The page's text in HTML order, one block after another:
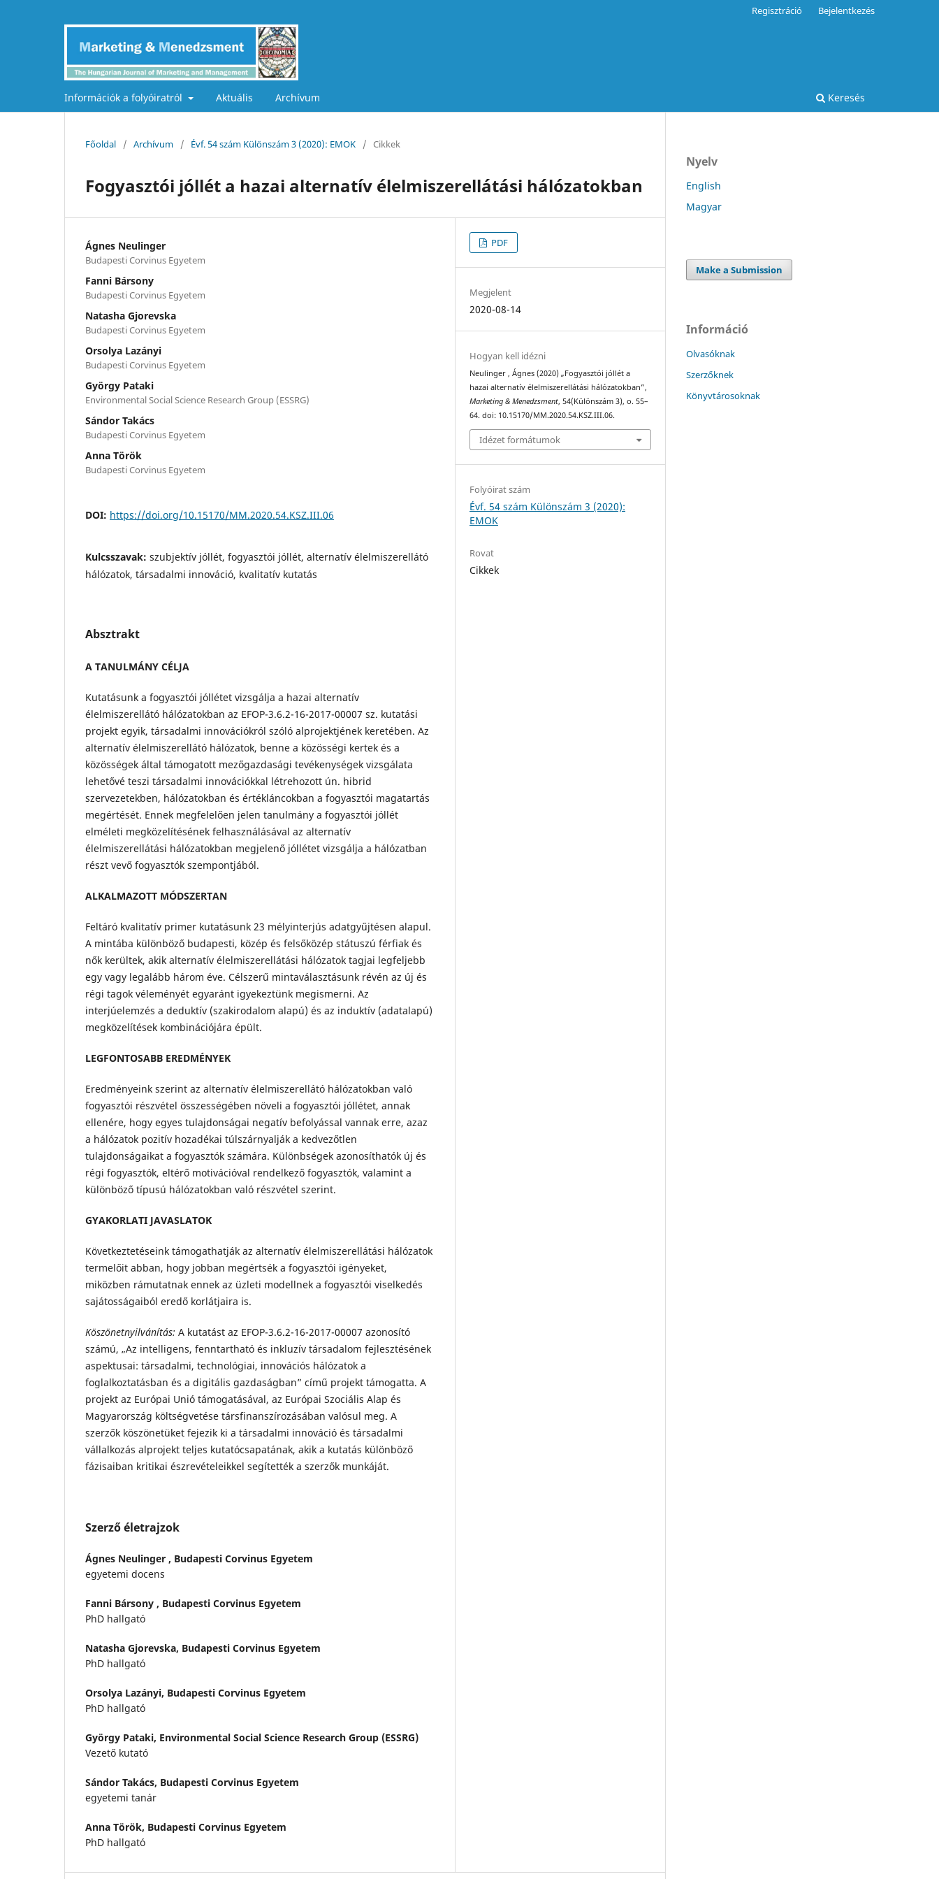
Információk a folyóiratról Aktuális Archívum Keresés
Regisztráció Bejelentkezés
Főoldal / Archívum / Évf. 54 szám Különszám 3 (2020): EMOK / Cikkek
Fogyasztói jóllét a hazai alternatív élelmiszerellátási hálózatokban
Ágnes Neulinger
Budapesti Corvinus Egyetem
Fanni Bársony
Budapesti Corvinus Egyetem
Natasha Gjorevska
Budapesti Corvinus Egyetem
Orsolya Lazányi
Budapesti Corvinus Egyetem
György Pataki
Environmental Social Science Research Group (ESSRG)
Sándor Takács
Budapesti Corvinus Egyetem
Anna Török
Budapesti Corvinus Egyetem
DOI: https://doi.org/10.15170/MM.2020.54.KSZ.III.06
Kulcsszavak: szubjektív jóllét, fogyasztói jóllét, alternatív élelmiszerellátó
hálózatok, társadalmi innováció, kvalitatív kutatás
Absztrakt
A TANULMÁNY CÉLJA
Kutatásunk a fogyasztói jóllétet vizsgálja a hazai alternatív
élelmiszerellátó hálózatokban az EFOP-3.6.2-16-2017-00007 sz. kutatási
projekt egyik, társadalmi innovációkról szóló alprojektjének keretében. Az
alternatív élelmiszerellátó hálózatok, benne a közösségi kertek és a
közösségek által támogatott mezőgazdasági tevékenységek vizsgálata
lehetővé teszi társadalmi innovációkkal létrehozott ún. hibrid
szervezetekben, hálózatokban és értékláncokban a fogyasztói magatartás
megértését. Ennek megfelelően jelen tanulmány a fogyasztói jóllét
elméleti megközelítésének felhasználásával az alternatív
élelmiszerellátási hálózatokban megjelenő jóllétet vizsgálja a hálózatban
részt vevő fogyasztók szempontjából.
ALKALMAZOTT MÓDSZERTAN
Feltáró kvalitatív primer kutatásunk 23 mélyinterjús adatgyűjtésen alapul.
A mintába különböző budapesti, közép és felsőközép státuszú férfiak és
nők kerültek, akik alternatív élelmiszerellátási hálózatok tagjai legfeljebb
egy vagy legalább három éve. Célszerű mintaválasztásunk révén az új és
régi tagok véleményét egyaránt igyekeztünk megismerni. Az
interjúelemzés a deduktív (szakirodalom alapú) és az induktív (adatalapú)
megközelítések kombinációjára épült.
LEGFONTOSABB EREDMÉNYEK
Eredményeink szerint az alternatív élelmiszerellátó hálózatokban való
fogyasztói részvétel összességében növeli a fogyasztói jóllétet, annak
ellenére, hogy egyes tulajdonságai negatív befolyással vannak erre, azaz
a hálózatok pozitív hozadékai túlszárnyalják a kedvezőtlen
tulajdonságaikat a fogyasztók számára. Különbségek azonosíthatók új és
régi fogyasztók, eltérő motivációval rendelkező fogyasztók, valamint a
különböző típusú hálózatokban való részvétel szerint.
GYAKORLATI JAVASLATOK
Következtetéseink támogathatják az alternatív élelmiszerellátási hálózatok
termelőit abban, hogy jobban megértsék a fogyasztói igényeket,
miközben rámutatnak ennek az üzleti modellnek a fogyasztói viselkedés
sajátosságaiból eredő korlátjaira is.
Köszönetnyilvánítás: A kutatást az EFOP-3.6.2-16-2017-00007 azonosító
számú, „Az intelligens, fenntartható és inkluzív társadalom fejlesztésének
aspektusai: társadalmi, technológiai, innovációs hálózatok a
foglalkoztatásban és a digitális gazdaságban” című projekt támogatta. A
projekt az Európai Unió támogatásával, az Európai Szociális Alap és
Magyarország költségvetése társfinanszírozásában valósul meg. A
szerzők köszönetüket fejezik ki a társadalmi innováció és társadalmi
vállalkozás alprojekt teljes kutatócsapatának, akik a kutatás különböző
fázisaiban kritikai észrevételeikkel segítették a szerzők munkáját.
Szerző életrajzok
Ágnes Neulinger , Budapesti Corvinus Egyetem
egyetemi docens
Fanni Bársony , Budapesti Corvinus Egyetem
PhD hallgató
Natasha Gjorevska, Budapesti Corvinus Egyetem
PhD hallgató
Orsolya Lazányi, Budapesti Corvinus Egyetem
PhD hallgató
György Pataki, Environmental Social Science Research Group (ESSRG)
Vezető kutató
Sándor Takács, Budapesti Corvinus Egyetem
egyetemi tanár
Anna Török, Budapesti Corvinus Egyetem
PhD hallgató
PDF
Megjelent
2020-08-14
Hogyan kell idézni
Neulinger , Ágnes (2020) „Fogyasztói jóllét a
hazai alternatív élelmiszerellátási hálózatokban”,
Marketing & Menedzsment, 54(Különszám 3), o. 55–
64. doi: 10.15170/MM.2020.54.KSZ.III.06.
Idézet formátumok
Folyóirat szám
Évf. 54 szám Különszám 3 (2020):
EMOK
Rovat
Cikkek
Nyelv
English
Magyar
Make a Submission
Információ
Olvasóknak
Szerzőknek
Könyvtárosoknak